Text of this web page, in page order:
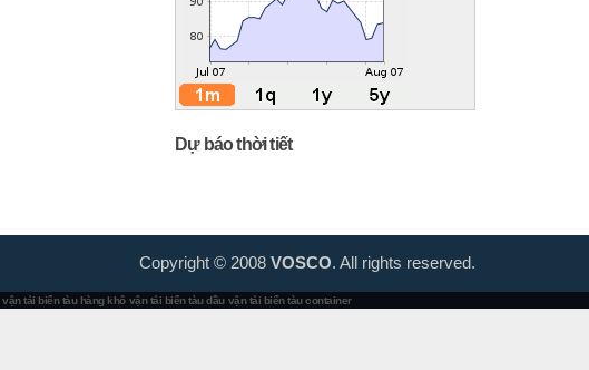
Dự báo thời tiết
Copyright © 2008 VOSCO. All rights reserved.
vận tải biển tàu hàng khô vận tải biển tàu dầu vận tải biển tàu container